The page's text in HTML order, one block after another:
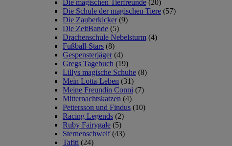
Die magischen Tierfreunde (20)
Die Schule der magischen Tiere (57)
Die Zauberkicker (9)
Die ZeitBande (5)
Drachenschule Nebelsturm (4)
Fußball-Stars (8)
Gespensterjäger (4)
Gregs Tagebuch (19)
Lillys magische Schuhe (8)
Mein Lotta-Leben (31)
Meine Freundin Conni (7)
Mitternachtskatzen (4)
Pettersson und Findus (10)
Racing Legends (2)
Ruby Fairygale (5)
Sternenschweif (43)
Tafiti (24)